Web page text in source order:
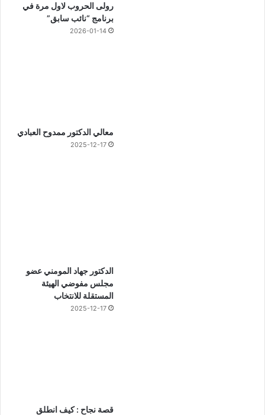
رولى الحروب لاول مرة في
برنامج “نائب سابق”
2026-01-14
معالي الدكتور ممدوح العبادي
2025-12-17
الدكتور جهاد المومني عضو
مجلس مفوضي الهيئة
المستقلة للانتخاب
2025-12-17
قصة نجاح : كيف انطلق